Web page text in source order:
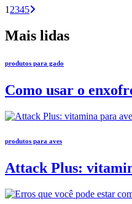
1 2345
Mais lidas
produtos para gado
Como usar o
produtos para aves
Attack Plus: